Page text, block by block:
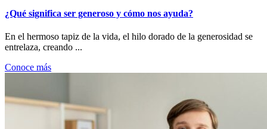
¿Qué significa ser generoso y cómo nos ayuda?
En el hermoso tapiz de la vida, el hilo dorado de la generosidad se
entrelaza, creando ...
Conoce más